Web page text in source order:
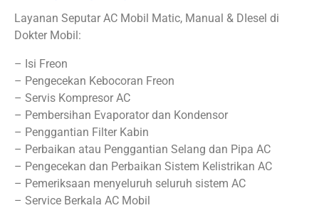
Layanan Seputar AC Mobil Matic, Manual & DIesel di
Dokter Mobil:
– Isi Freon
– Pengecekan Kebocoran Freon
– Servis Kompresor AC
– Pembersihan Evaporator dan Kondensor
– Penggantian Filter Kabin
– Perbaikan atau Penggantian Selang dan Pipa AC
– Pengecekan dan Perbaikan Sistem Kelistrikan AC
– Pemeriksaan menyeluruh seluruh sistem AC
– Service Berkala AC Mobil